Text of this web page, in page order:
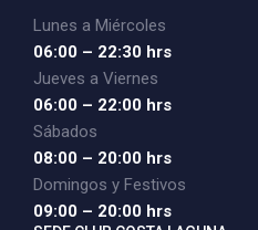
Lunes a Miércoles
06:00 – 22:30 hrs
Jueves a Viernes
06:00 – 22:00 hrs
Sábados
08:00 – 20:00 hrs
Domingos y Festivos
09:00 – 20:00 hrs